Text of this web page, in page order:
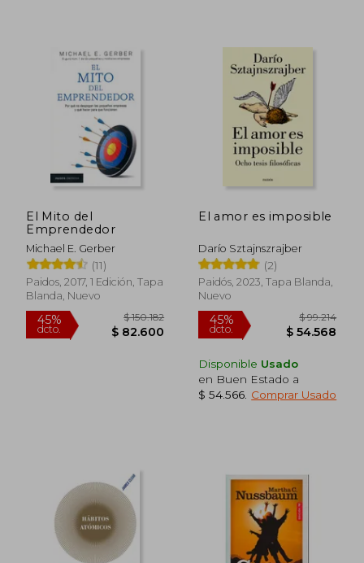
Rápido
El Mito del
Emprendedor
Michael E. Gerber
(11)
Paidos, 2017, 1 Edición, Tapa
Blanda, Nuevo
El amor es imposible
Darío Sztajnszrajber
(2)
Paidós, 2023, Tapa Blanda,
Nuevo
Disponible Usado
en Buen Estado a
$ 54.566 Comprar Usado